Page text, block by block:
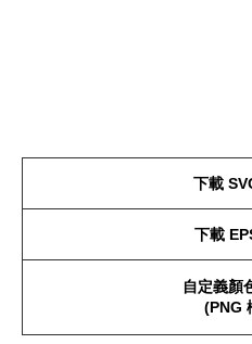
下載
下載
自定義顏
(PNG